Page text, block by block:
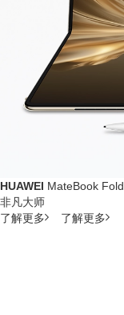
HUAWEI MateBook Fold
非凡大师
了解更多
了解更多